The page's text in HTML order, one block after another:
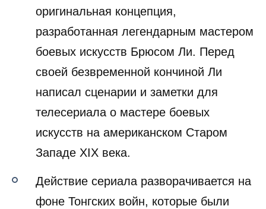
оригинальная концепция,
разработанная легендарным мастером
боевых искусств Брюсом Ли. Перед
своей безвременной кончиной Ли
написал сценарии и заметки для
телесериала о мастере боевых
искусств на американском Старом
Западе XIX века.
Действие сериала разворачивается на
фоне Тонгских войн, которые были